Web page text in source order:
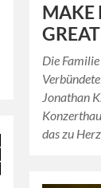
MAKE
Die
Jonathan
das zu